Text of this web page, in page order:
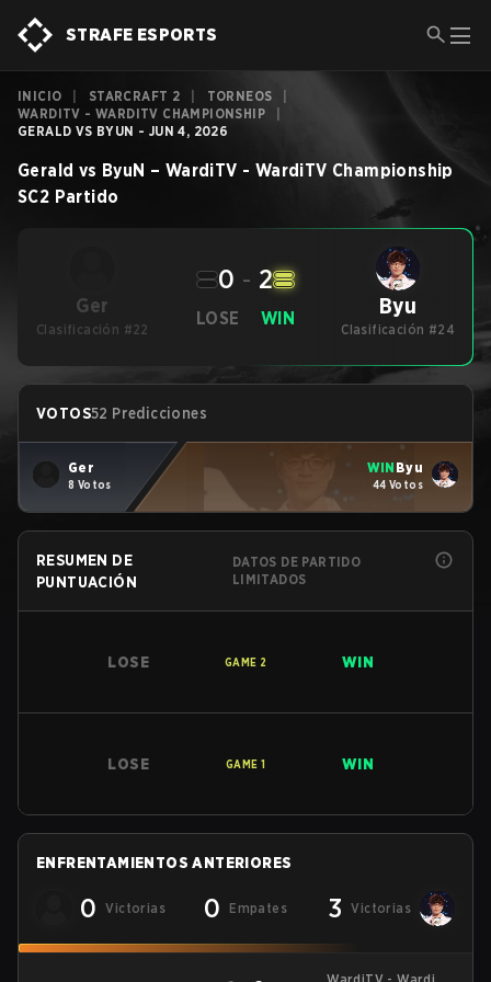
STRAFE ESPORTS
INICIO STARCRAFT 2 TORNEOS
WARDITV - WARDITV CHAMPIONSHIP
GERALD VS BYUN - JUN 4, 2026
Gerald vs ByuN – WardiTV - WardiTV Championship
SC2 Partido
Ger
Clasificación #22
LOSE
0 - 2
WIN Byu
Clasificación #24
VOTOS52 Predicciones
Ger
8 Votos
WIN Byu
44 Votos
RESUMEN DE
PUNTUACIÓN
DATOS DE PARTIDO
LIMITADOS
LOSE GAME 2 WIN
LOSE GAME 1 WIN
ENFRENTAMIENTOS ANTERIORES
0 Victorias 0 Empates 3 Victorias